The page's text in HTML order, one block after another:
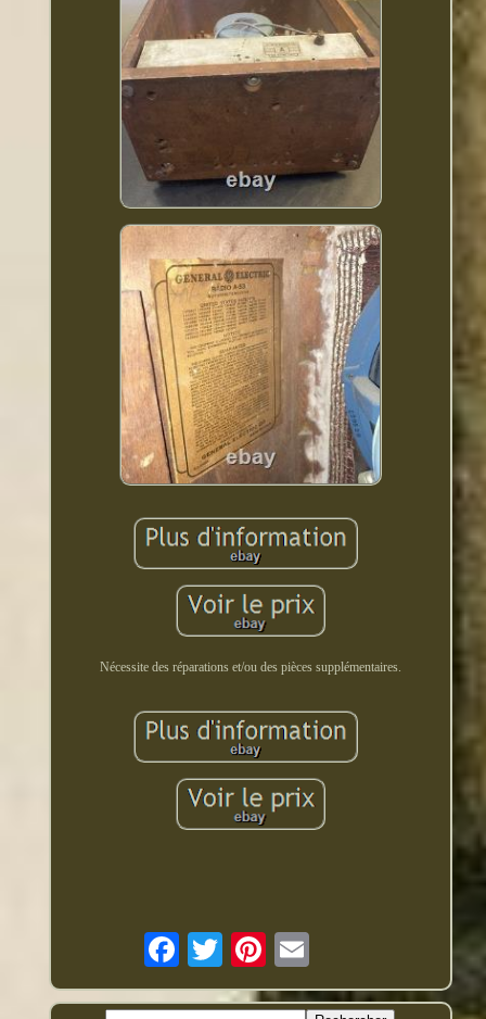
Nécessite des réparations et/ou des pièces supplémentaires.